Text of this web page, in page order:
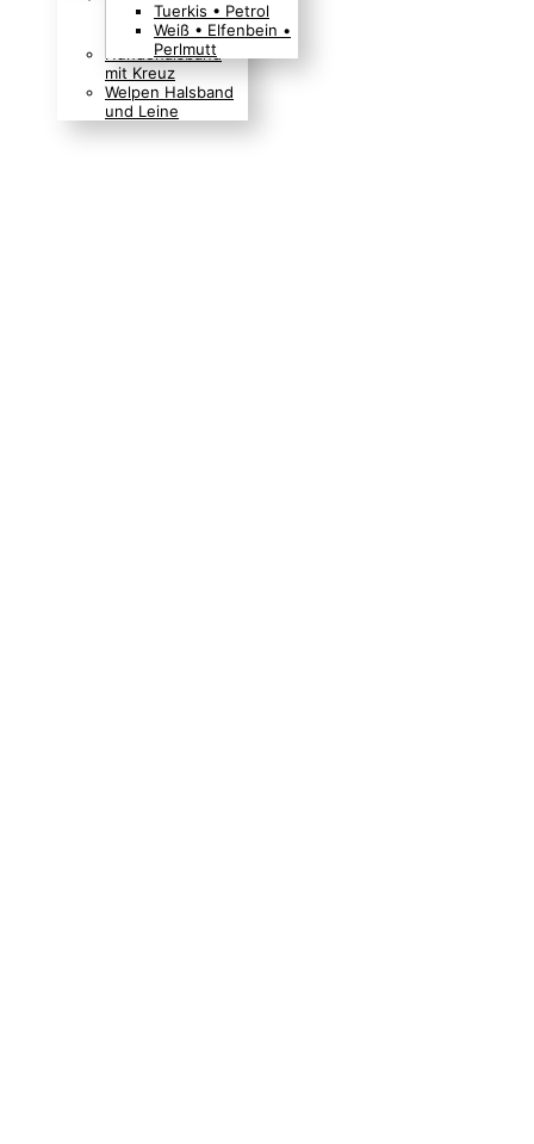
Boho Indianer
Hippie Look
Hundehalsband
mit Kreuz
Welpen Halsband
und Leine
Tuerkis • Petrol
Weiß • Elfenbein •
Perlmutt